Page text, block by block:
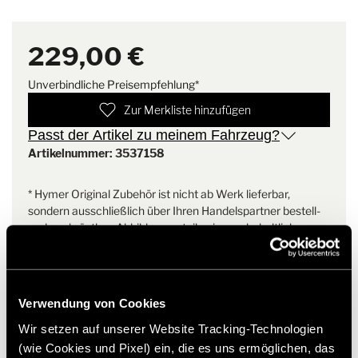
Verwendung von Cookies
Wir setzen auf unserer Website Tracking-Technologien
(wie Cookies und Pixel) ein, die es uns ermöglichen, das
funktionale Lösung für mehr Komfort in Ihrem Fahrzeug.
229,00 €
Unverbindliche Preisempfehlung*
Zur Merkliste hinzufügen
Passt der Artikel zu meinem Fahrzeug?
Artikelnummer: 3537158
* Hymer Original Zubehör ist nicht ab Werk lieferbar,
sondern ausschließlich über Ihren Handelspartner bestell-
und nachrüstbar. Abbildungen teilweise vorbehaltlich